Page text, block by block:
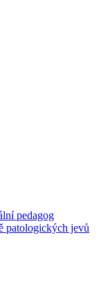
pedagog
patologických jevů